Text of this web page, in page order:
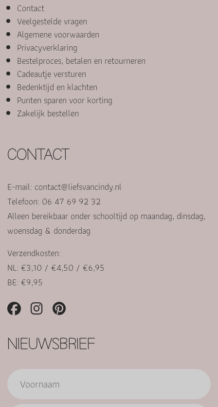
Contact
Veelgestelde vragen
Algemene voorwaarden
Privacyverklaring
Bestelproces, betalen en retourneren
Cadeautje versturen
Bedenktijd en klachten
Punten sparen voor korting
Zakelijk bestellen
CONTACT
E-mail: contact@liefsvancindy.nl
Telefoon: 06 47 69 92 32
Alleen bereikbaar onder schooltijd op maandag, dinsdag,
woensdag & donderdag
Verzendkosten:
NL: €3,10 / €4,50 / €6,95
BE: €9,95
NIEUWSBRIEF